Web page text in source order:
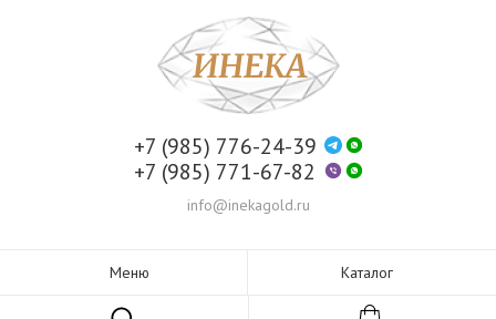
+7 (985) 776-24-39
+7 (985) 771-67-82
info@inekagold.ru
Меню Каталог